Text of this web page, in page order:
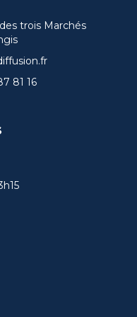
trois Marchés
81 16